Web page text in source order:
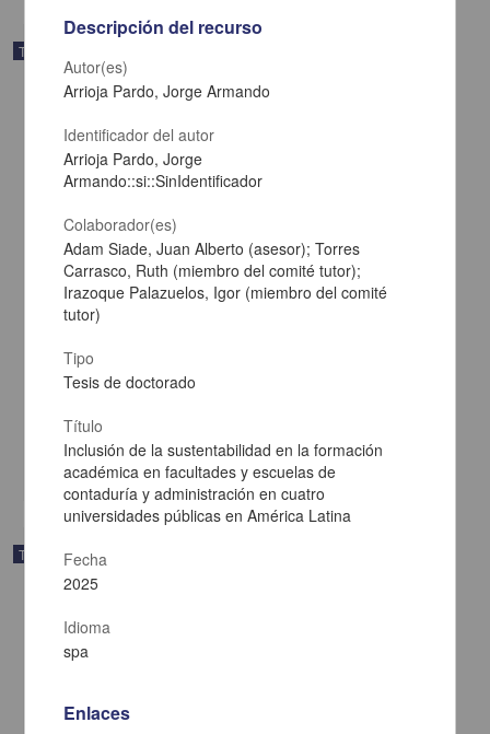
Trabajo de grado
Agustín Aragón: crítico de los tópicos del darwinismo social
Artes y Humanidades
Trabajo de grado
Descripción del recurso
Autor(es)
Arrioja Pardo, Jorge Armando
Identificador del autor
Arrioja Pardo, Jorge
Armando::si::SinIdentificador
Colaborador(es)
Adam Siade, Juan Alberto (asesor); Torres
Carrasco, Ruth (miembro del comité tutor);
Irazoque Palazuelos, Igor (miembro del comité
tutor)
Tipo
Tesis de doctorado
Título
Inclusión de la sustentabilidad en la formación
académica en facultades y escuelas de
contaduría y administración en cuatro
universidades públicas en América Latina
Fecha
2025
Idioma
spa
Enlaces